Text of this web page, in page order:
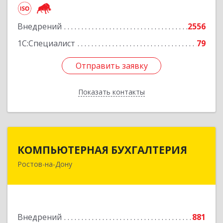
Внедрений
2556
1С:Специалист
79
Отправить заявку
Показать контакты
Отправить заявку
Назад
КОМПЬЮТЕРНАЯ БУХГАЛТЕРИЯ
Ростов-на-Дону
Внедрений 881
344002, Ростовская обл, Ростов-на-Дону г,